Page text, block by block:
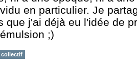
en particulier. Je
que j'ai déjà eu l'idée de
;)
collectif